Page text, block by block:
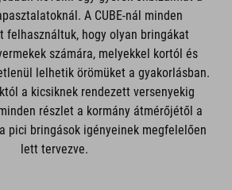
A CUBE-nál minden
felhasználtuk, hogy olyan bringákat
számára, melyekkel kortól és
lelhetik örömüket a gyakorlásban.
a kicsiknek rendezett versenyekig
részlet a kormány átmérőjétől a
pici bringások igényeinek megfelelően
lett tervezve.